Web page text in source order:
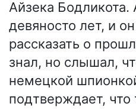
Айзека Бодликота.
девяносто лет, и
рассказать о
знал, но слышал,
немецкой
подтверждает,